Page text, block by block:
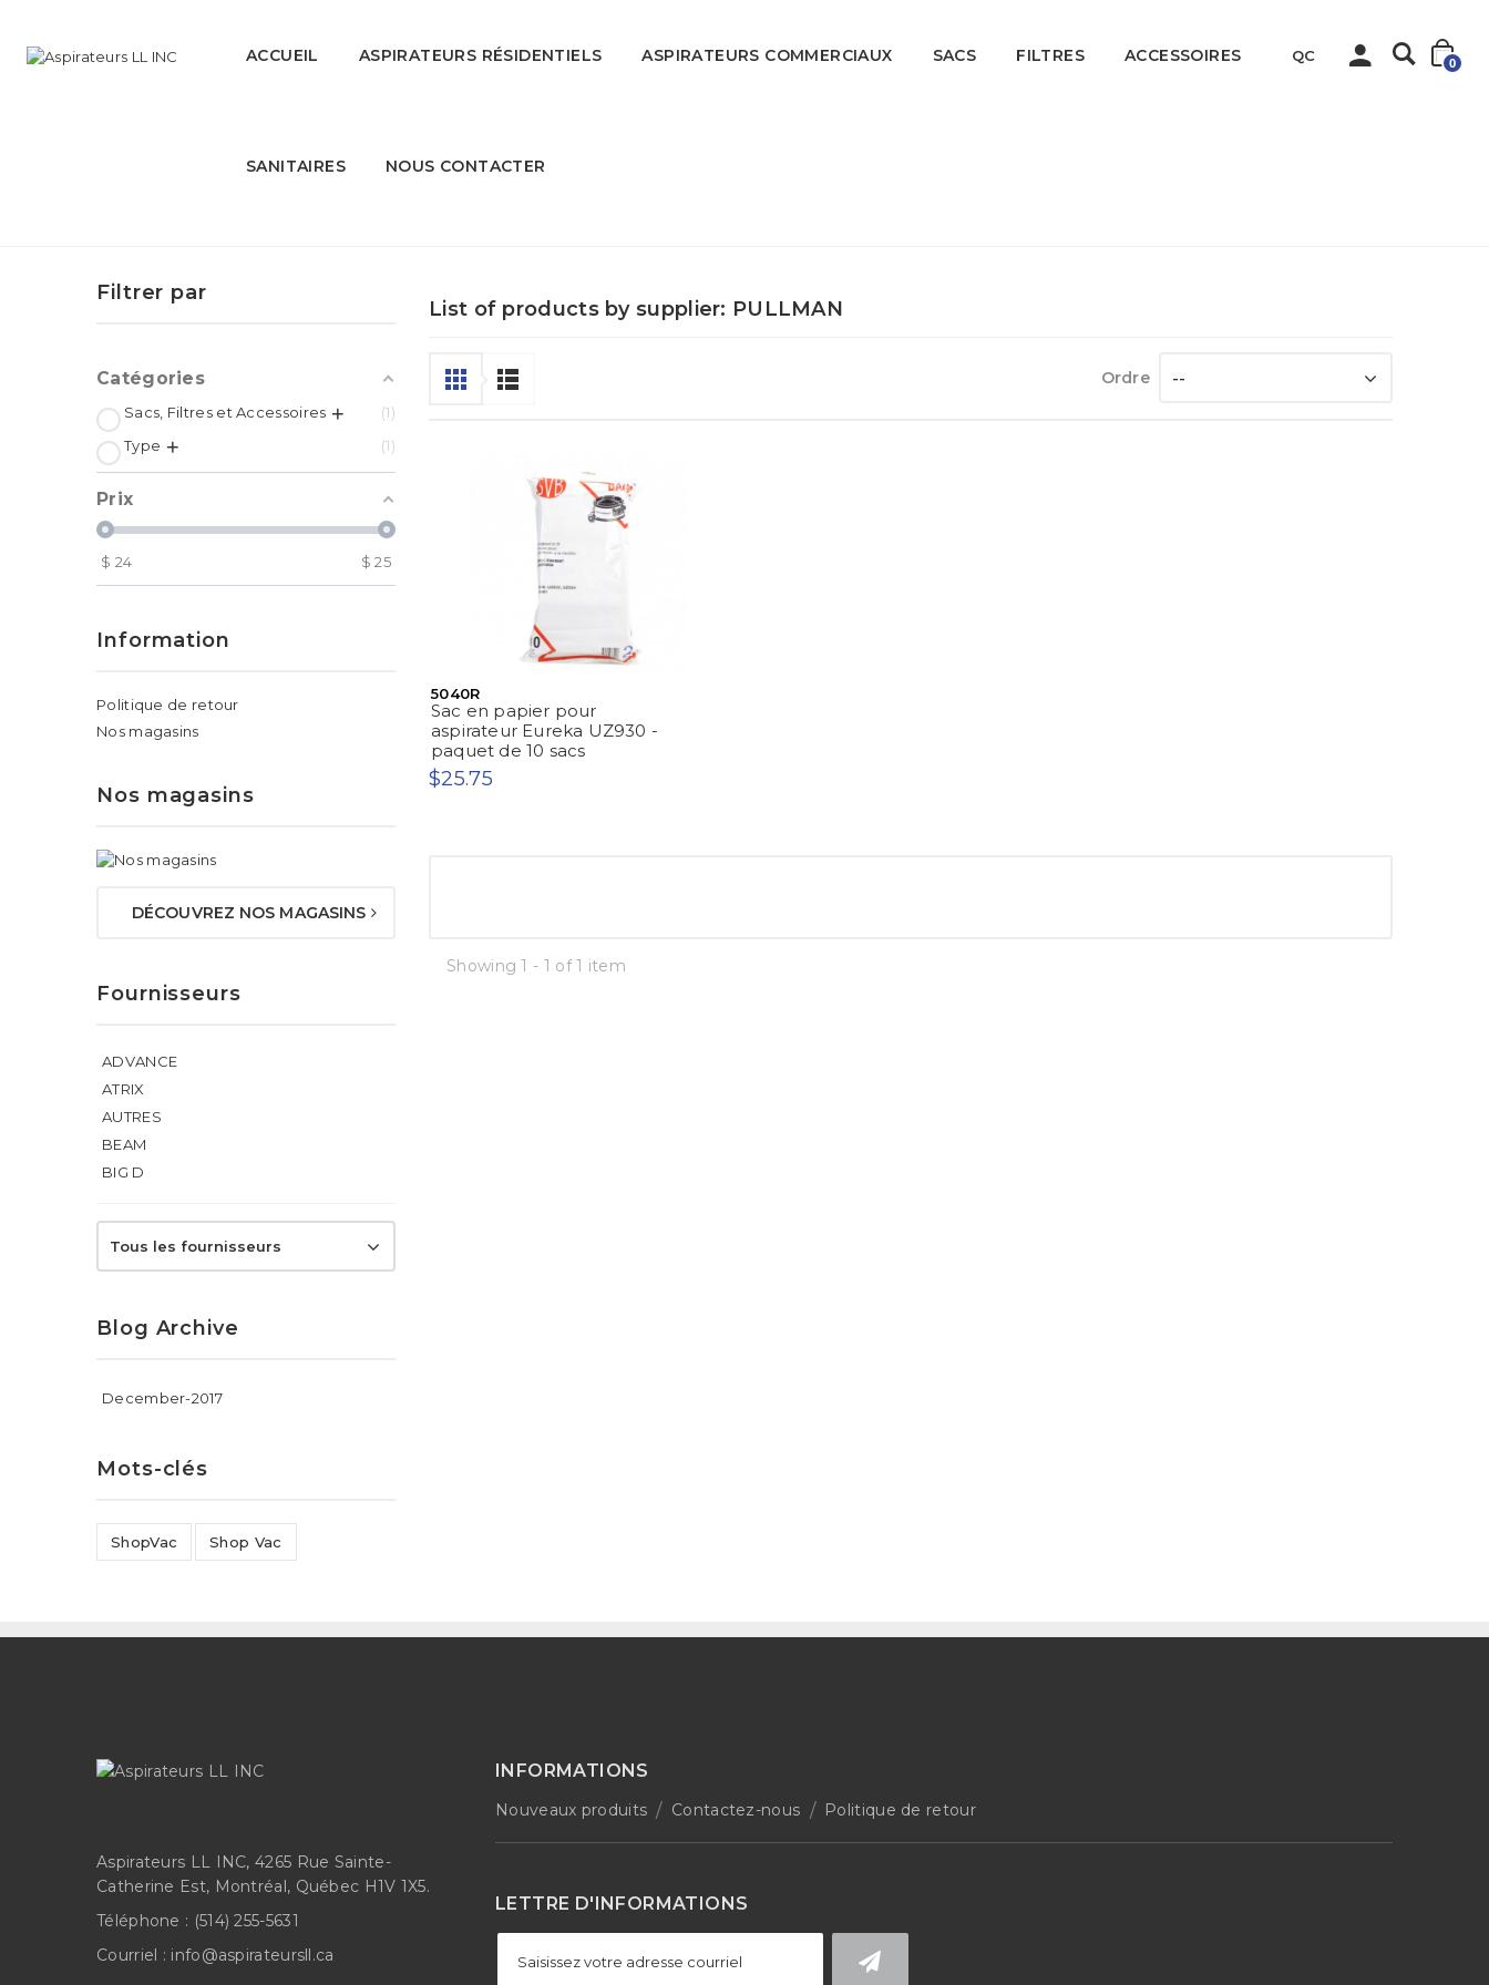
QC 0
ACCUEIL ASPIRATEURS RÉSIDENTIELS ASPIRATEURS COMMERCIAUX SACS FILTRES ACCESSOIRES
SANITAIRES NOUS CONTACTER
Filtrer par
Catégories
Sacs, Filtres et Accessoires
1
Type
1
Prix
$ 24 $25
Information
Politique de retour
Nos magasins
Nos magasins
DÉCOUVREZ NOS MAGASINS
Fournisseurs
ADVANCE
ATRIX
AUTRES
BEAM
BIG D
Tous les fournisseurs
Blog Archive
December-2017
Mots-clés
ShopVac Shop Vac
List of products by supplier: PULLMAN
Ordre --
5040R
Sac en papier pour
aspirateur Eureka UZ930 -
paquet de 10 sacs
$25.75
Showing 1 - 1 of 1 item
Aspirateurs LL INC, 4265 Rue Sainte-
Catherine Est, Montréal, Québec H1V 1X5.
Téléphone : (514) 255-5631
Courriel : info@aspirateursll.ca
INFORMATIONS
Nouveaux produits Contactez-nous Politique de retour
LETTRE D'INFORMATIONS